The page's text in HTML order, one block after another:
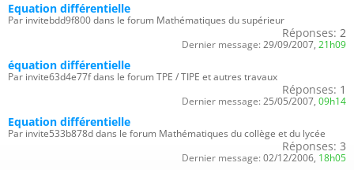
Equation différentielle
Par invitebdd9f800 dans le forum Mathématiques du supérieur
Réponses: 2
Dernier message: 29/09/2007, 21h09
équation différentielle
Par invite63d4e77f dans le forum TPE / TIPE et autres travaux
Réponses: 1
Dernier message: 25/05/2007, 09h14
Equation différentielle
Par invite533b878d dans le forum Mathématiques du collège et du lycée
Réponses: 3
Dernier message: 02/12/2006, 18h05